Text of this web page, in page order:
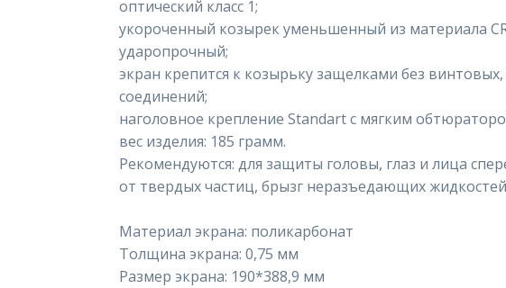
оптический класс 1;
укороченный козырек уменьшенный из материала
ударопрочный;
экран крепится к козырьку защелками без
соединений;
наголовное крепление Standart с мягким
вес изделия: 185 грамм.
Рекомендуются: для защиты головы, глаз и лица
от твердых частиц, брызг неразъедающих
Материал экрана: поликарбонат
Толщина экрана: 0,75 мм
Размер экрана: 190*388,9 мм